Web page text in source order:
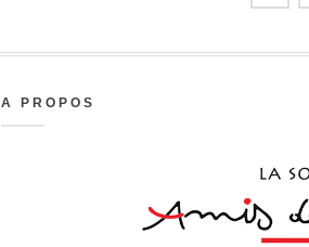
A PROPOS